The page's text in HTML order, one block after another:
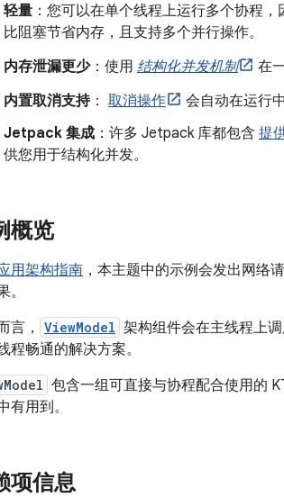
轻量 ：您可以在单个线程上运行多个协程
比阻塞节省内存，且支持多个并行操作。
内存泄漏更少：使用 结构化并发机制
在
内置取消支持： 取消操作
会自动在运行
Jetpack 集成 ：许多 Jetpack 库都包含 提
供您用于结构化并发。
概览
用架构指南 ，本主题中的示例会发出网络
。
言，
ViewModel 架构组件会在主线程上
程畅通的解决方案。
包含一组可直接与协程配合使用的
有用到。
项信息